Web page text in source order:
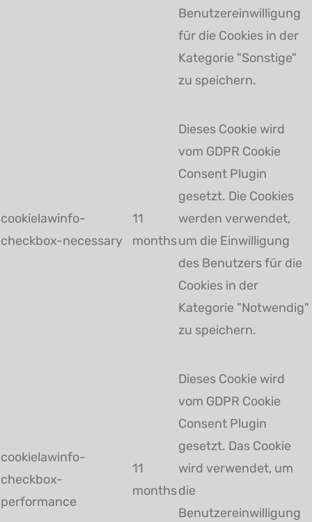
Benutzereinwilligung
für die Cookies in der
Kategorie "Sonstige"
zu speichern.
cookielawinfo-
checkbox-necessary
11
months
Dieses Cookie wird
vom GDPR Cookie
Consent Plugin
gesetzt. Die Cookies
werden verwendet,
um die Einwilligung
des Benutzers für die
Cookies in der
Kategorie "Notwendig"
zu speichern.
cookielawinfo-
checkbox-
performance
11
months
Dieses Cookie wird
vom GDPR Cookie
Consent Plugin
gesetzt. Das Cookie
wird verwendet, um
die
Benutzereinwilligung